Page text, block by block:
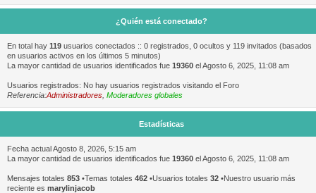
¿Quién está conectado?
En total hay 119 usuarios conectados :: 0 registrados, 0 ocultos y 119 invitados (basados
en usuarios activos en los últimos 5 minutos)
La mayor cantidad de usuarios identificados fue 19360 el Agosto 6, 2025, 11:08 am
Usuarios registrados: No hay usuarios registrados visitando el Foro
Referencia:Administradores Moderadores globales
Estadísticas
Fecha actual Agosto 8, 2026, 5:15 am
La mayor cantidad de usuarios identificados fue 19360 el Agosto 6, 2025, 11:08 am
Mensajes totales 853 •Temas totales 462 •Usuarios totales 32 •Nuestro usuario más
reciente es marylinjacob